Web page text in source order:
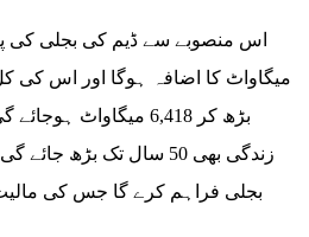
بڑھ کر 6,418
بجلی فراہم کرے گا جس کی مالیت تقریباً 15